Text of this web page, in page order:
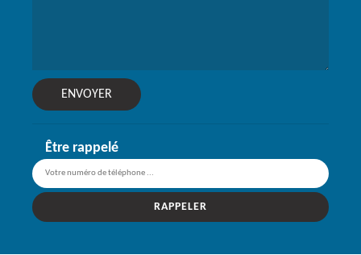
Être rappelé